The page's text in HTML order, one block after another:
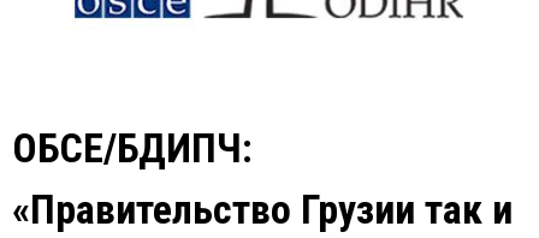
ОБСЕ/БДИПЧ:
«Правительство Грузии так и